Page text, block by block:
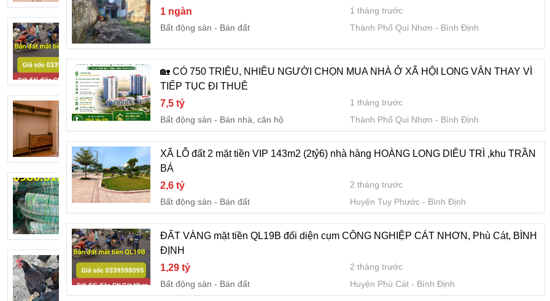
ĐẤT VÀNG mặt tiền QL19B đối diện cụm CÔNG NGHIỆP CÁT NHƠN, Phù Cát, BÌNH ĐỊNH
1,29 tỷ
2 tháng trước
Bất động sản
Bán đất Huyện Phù Cát
SIÊU PHẨM MẶT BIỂN PHÙ MỸ – BÌNH ĐỊNH
11 tỷ
2 tháng trước
Bất động sản
Bán đất Huyện Phù Mỹ Bình Định
ống gân nhựa cổ trâu phi 90 dùng hút nước,hút cát tại bình định
20 ngàn
2 tháng trước
Gà ngon giao tận nơi, đặt là có
65
Khác
Sự kiện Huyện Tuy Phước Bình Định
1 ngàn
1 tháng trước
Bất động sản
Bán đất Thành Phố Qui Nhơn Bình Định
🏡 CÓ 750 TRIỆU, NHIỀU NGƯỜI CHỌN MUA NHÀ Ở XÃ HỘI LONG VÂN THAY VÌ
TIẾP TỤC ĐI THUÊ
7,5 tỷ
1 tháng trước
Bất động sản
Bán nhà, căn hộ Thành Phố Qui Nhơn Bình Định
XÃ LỖ đất 2 mặt tiền VIP 143m2 (2tỷ6) nhà hàng HOÀNG LONG DIÊU TRÌ ,khu TRẦN
BÁ
2,6 tỷ
2 tháng trước
Bất động sản
Bán đất Huyện Tuy Phước Bình Định
ĐẤT VÀNG mặt tiền QL19B đối diện cụm CÔNG NGHIỆP CÁT NHƠN, Phù Cát, BÌNH
ĐỊNH
1,29 tỷ
2 tháng trước
Bất động sản
Bán đất Huyện Phù Cát Bình Định